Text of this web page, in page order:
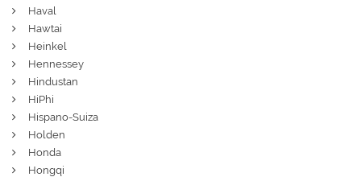
Haval
Hawtai
Heinkel
Hennessey
Hindustan
HiPhi
Hispano-Suiza
Holden
Honda
Hongqi